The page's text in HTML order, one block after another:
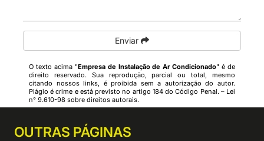
Enviar
O texto acima "Empresa de Instalação de Ar Condicionado" é de
direito reservado. Sua reprodução, parcial ou total, mesmo
citando nossos links, é proibida sem a autorização do autor.
Plágio é crime e está previsto no artigo 184 do Código Penal. – Lei
n° 9.610-98 sobre direitos autorais.
OUTRAS PÁGINAS